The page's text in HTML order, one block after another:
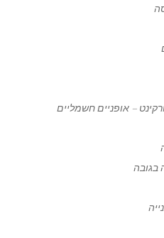
– אופניים חשמליים
בגובה